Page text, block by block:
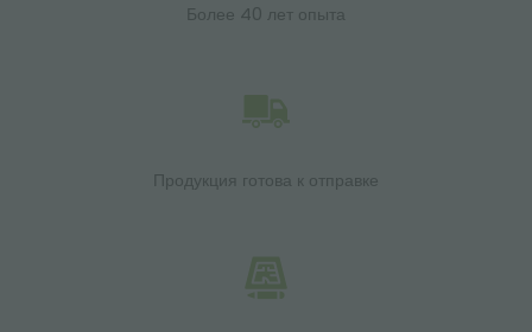
Более 40 лет опыта
Продукция готова к отправке